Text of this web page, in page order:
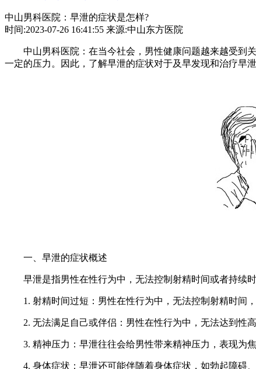
中山男科医院：早泄的症状是怎样?
时间:2023-07-26 16:41:55 来源:中山东方医院
中山男科医院：在当今社会，男性健康问题越来越受到关
一定的压力。因此，了解早泄的症状对于及早发现和治疗早
一、早泄的症状概述
早泄是指男性在性行为中，无法控制射精时间或者持续时
1. 射精时间过短：男性在性行为中，无法控制射精时间，
2. 无法满足自己或伴侣：男性在性行为中，无法达到性高
3. 精神压力：早泄往往会给男性带来精神压力，表现为焦
4. 身体症状：早泄还可能伴随着身体症状，如勃起障碍、